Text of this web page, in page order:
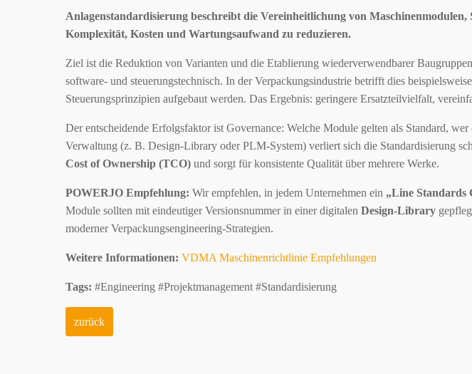
Anlagenstandardisierung beschreibt die Vereinheitlichung von
Komplexität, Kosten und Wartungsaufwand zu reduzieren.
Ziel ist die Reduktion von Varianten und die Etablierung wiederverwendbarer
software- und steuerungstechnisch. In der Verpackungsindustrie betrifft dies
Steuerungsprinzipien aufgebaut werden. Das Ergebnis: geringere Ersatzteilvielfalt,
Der entscheidende Erfolgsfaktor ist Governance: Welche Module gelten als Standard,
Verwaltung (z. B. Design-Library oder PLM-System) verliert sich die Standardisierung
Cost of Ownership (TCO) und sorgt für konsistente Qualität über mehrere Werke.
POWERJO Empfehlung: Wir empfehlen, in jedem Unternehmen ein „Line Standards
Module sollten mit eindeutiger Versionsnummer in einer digitalen Design-Library
moderner Verpackungsengineering-Strategien.
Weitere Informationen: VDMA Maschinenrichtlinie Empfehlungen
Tags: #Engineering #Projektmanagement #Standardisierung
zurück